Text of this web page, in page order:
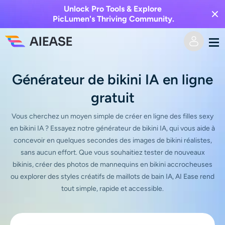
Unlock Pro Tools & Explore
PicLumen's Thriving Community.
Texte en vidéo
De l’image à la vidéo
Effets vidéo
Effets vidéo
Image IA
Image vers image
Outils d’IA
Prisée
Générateur de bikini IA en ligne
gratuit
Vous cherchez un moyen simple de créer en ligne des filles sexy
en bikini IA ? Essayez notre générateur de bikini IA, qui vous aide à
concevoir en quelques secondes des images de bikini réalistes,
sans aucun effort. Que vous souhaitiez tester de nouveaux
bikinis, créer des photos de mannequins en bikini accrocheuses
ou explorer des styles créatifs de maillots de bain IA, AI Ease rend
tout simple, rapide et accessible.